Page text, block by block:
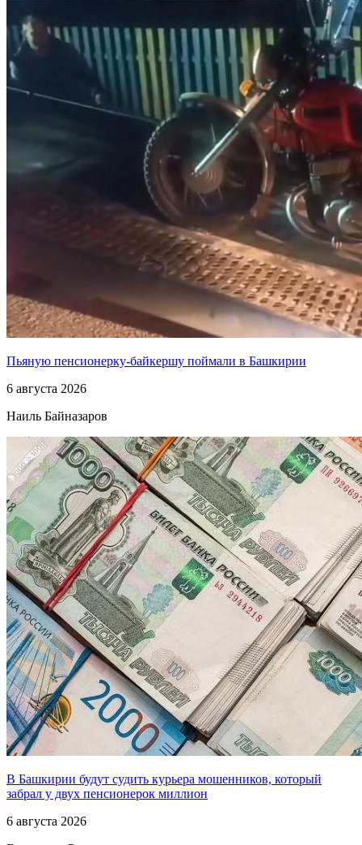
Пьяную пенсионерку-байкершу поймали в Башкирии
6 августа 2026
Наиль Байназаров
В Башкирии будут судить курьера мошенников, который
забрал у двух пенсионерок миллион
6 августа 2026